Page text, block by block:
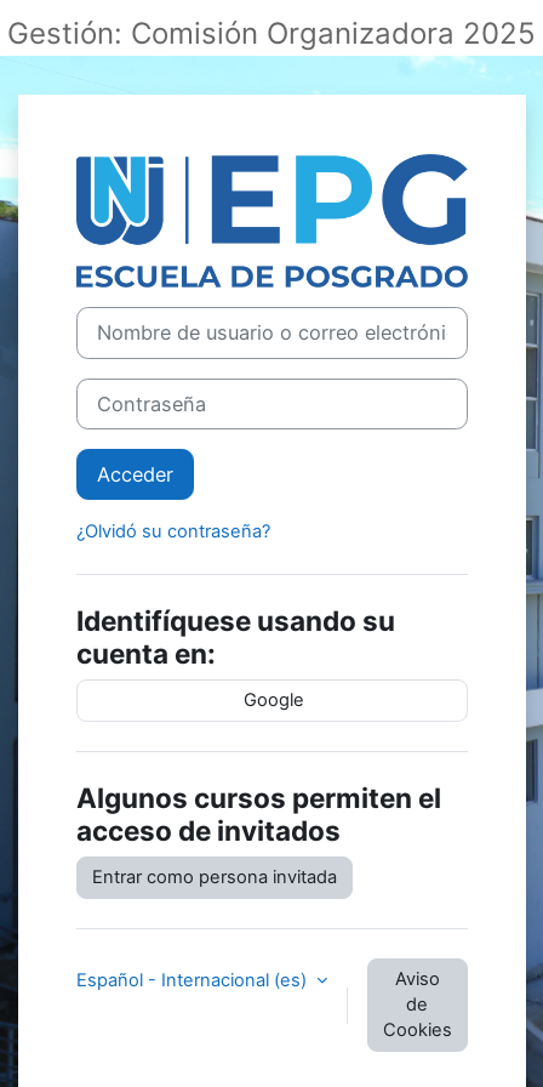
Gestión: Comisión Organizadora 2025
Entrar a Aula
Nombre de usuario o correo electrónico
Contraseña
Acceder
¿Olvidó su contraseña?
Identifíquese usando su
cuenta en:
Google
Algunos cursos permiten el
acceso de invitados
Entrar como persona invitada
Español - Internacional ‎(es)‎
Aviso
de
Cookies